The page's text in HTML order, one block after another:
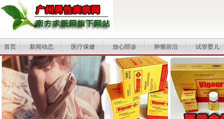
首页 新闻动态 医疗保健 放心陪诊 肿瘤前沿 试管婴儿